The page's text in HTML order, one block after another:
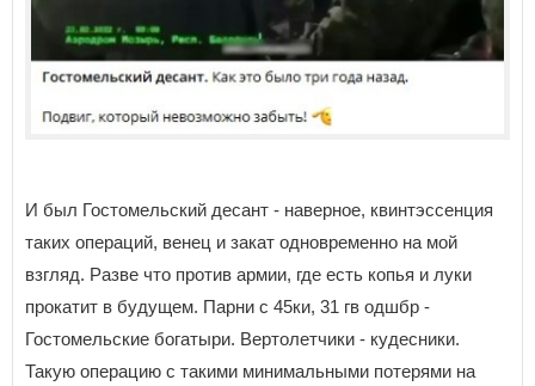
И был Гостомельский десант - наверное, квинтэссенция
таких операций, венец и закат одновременно на мой
взгляд. Разве что против армии, где есть копья и луки
прокатит в будущем. Парни с 45ки, 31 гв одшбр -
Гостомельские богатыри. Вертолетчики - кудесники.
Такую операцию с такими минимальными потерями на